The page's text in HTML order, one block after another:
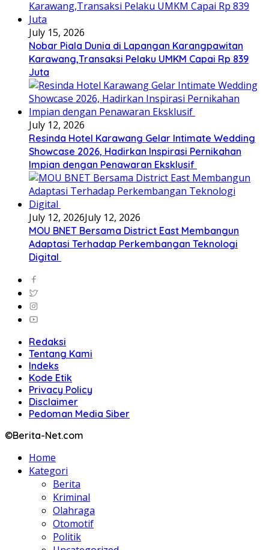
July 15, 2026
Nobar Piala Dunia di Lapangan Karangpawitan
Karawang,Transaksi Pelaku UMKM Capai Rp 839
Juta
July 12, 2026
Resinda Hotel Karawang Gelar Intimate Wedding
Showcase 2026, Hadirkan Inspirasi Pernikahan
Impian dengan Penawaran Eksklusif
July 12, 2026July 12, 2026
MOU BNET Bersama District East Membangun
Adaptasi Terhadap Perkembangan Teknologi
Digital
Redaksi
Tentang Kami
Indeks
Kode Etik
Privacy Policy
Disclaimer
Pedoman Media Siber
©Berita-Net.com
Home
Kategori
Berita
Kriminal
Olahraga
Otomotif
Politik